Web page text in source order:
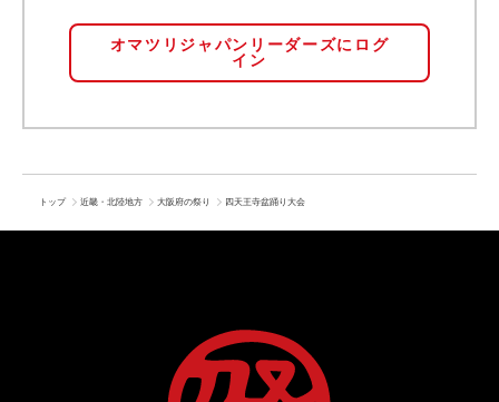
オマツリジャパンリーダーズにログ
イン
トップ 近畿・北陸地方 大阪府の祭り 四天王寺盆踊り大会